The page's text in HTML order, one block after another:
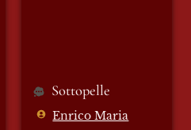
Sottopelle
Enrico Maria